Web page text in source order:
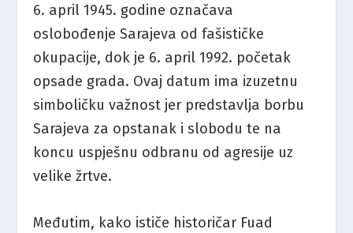
6. april 1945. godine označava
oslobođenje Sarajeva od fašističke
okupacije, dok je 6. april 1992. početak
opsade grada. Ovaj datum ima izuzetnu
simboličku važnost jer predstavlja borbu
Sarajeva za opstanak i slobodu te na
koncu uspješnu odbranu od agresije uz
velike žrtve.
Međutim, kako ističe historičar Fuad